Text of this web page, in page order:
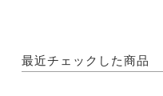
最近チェックした商品